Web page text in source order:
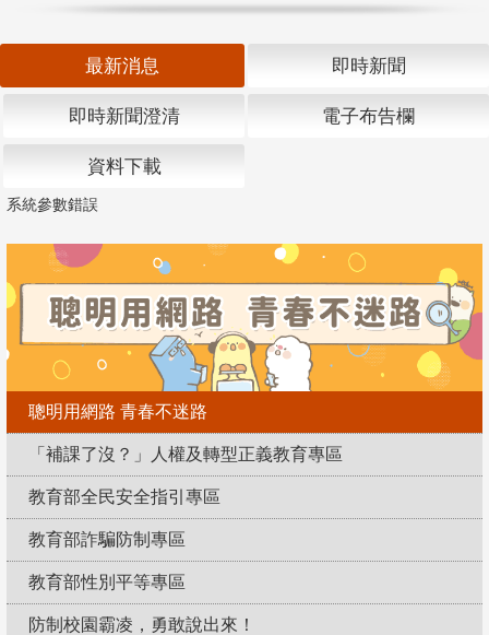
最新消息 即時新聞
即時新聞澄清 電子布告欄
資料下載
系統參數錯誤
聰明用網路 青春不迷路
「補課了沒？」人權及轉型正義教育專區
教育部全民安全指引專區
教育部詐騙防制專區
教育部性別平等專區
防制校園霸凌，勇敢說出來！